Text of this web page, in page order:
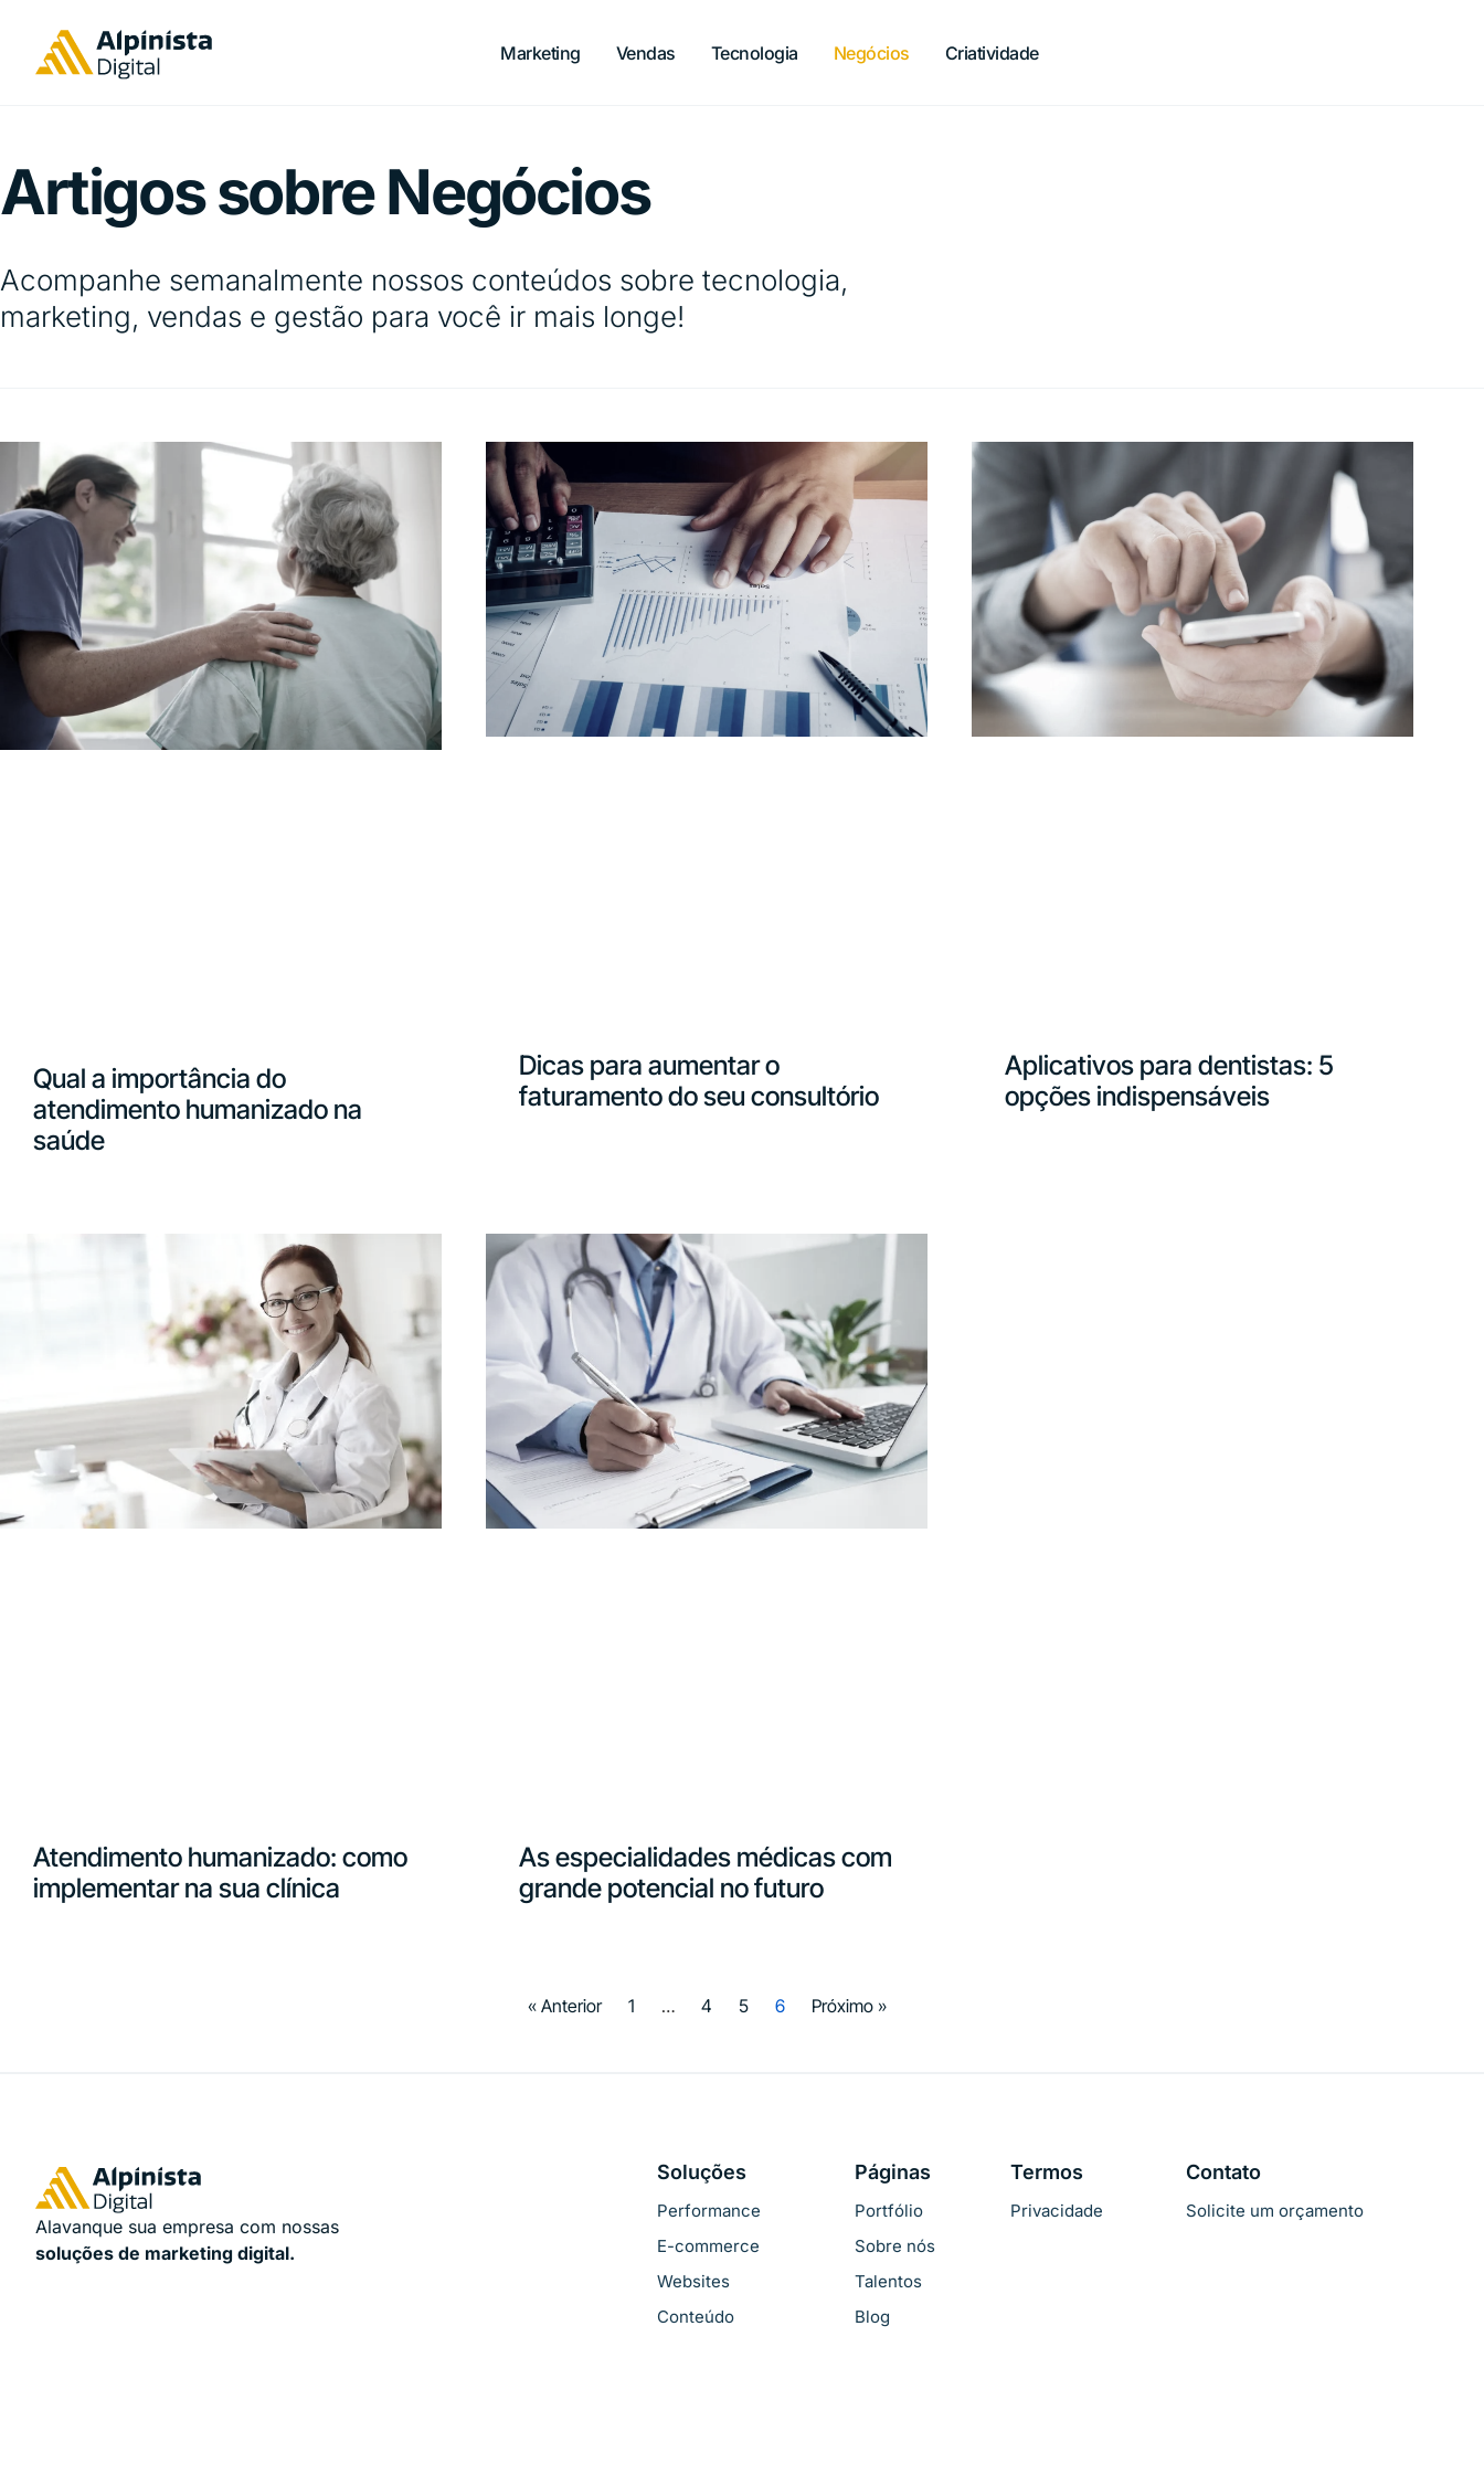
Marketing Vendas Tecnologia Negócios Criatividade
Artigos sobre Negócios
Acompanhe semanalmente nossos conteúdos sobre tecnologia,
marketing, vendas e gestão para você ir mais longe!
Qual a importância do
atendimento humanizado na
saúde
Dicas para aumentar o
faturamento do seu consultório
Aplicativos para dentistas: 5
opções indispensáveis
Atendimento humanizado: como
implementar na sua clínica
As especialidades médicas com
grande potencial no futuro
« Anterior 1 … 4 5 6 Próximo »
Alavanque sua empresa com nossas
soluções de marketing digital.
Soluções
Performance
E-commerce
Websites
Conteúdo
Páginas
Portfólio
Sobre nós
Talentos
Blog
Termos
Privacidade
Contato
Solicite um orçamento